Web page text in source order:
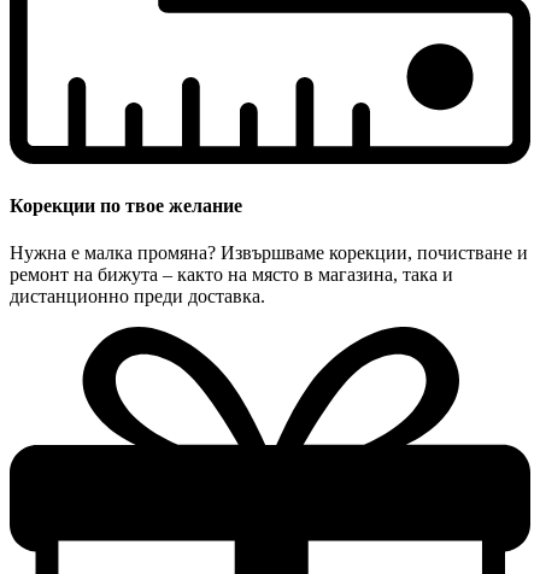
Корекции по твое желание
Нужна е малка промяна? Извършваме корекции, почистване и
ремонт на бижута – както на място в магазина, така и
дистанционно преди доставка.